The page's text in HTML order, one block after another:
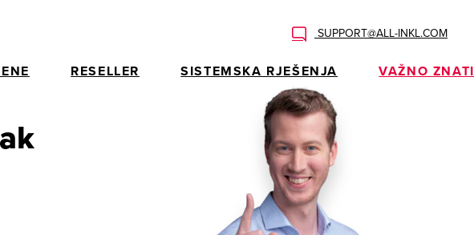
SUPPORT@ALL-INKL.COM
RESELLER SISTEMSKA RJEŠENJA VAŽNO ZNATI